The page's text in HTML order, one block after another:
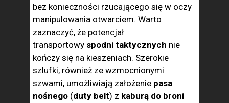
bez konieczności rzucającego się w oczy
manipulowania otwarciem. Warto
zaznaczyć, że potencjał
transportowy spodni taktycznych nie
kończy się na kieszeniach. Szerokie
szlufki, również ze wzmocnionymi
szwami, umożliwiają założenie pasa
nośnego (duty belt) z kaburą do broni